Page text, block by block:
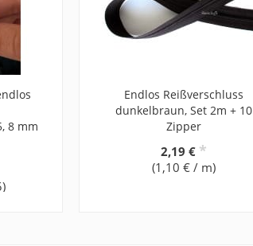
8 mm
Endlos Reißverschluss
dunkelbraun, Set 2m + 10
Zipper
2,19 € *
(1,10 € / m)